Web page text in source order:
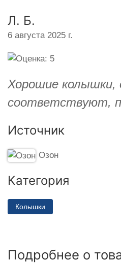
Л. Б.
6 августа 2025 г.
Хорошие колышки,
соответствуют,
Источник
Озон
Категория
Колышки
Подробнее о